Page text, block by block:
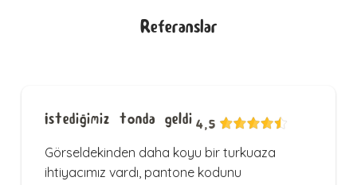
Referanslar
İstediğimiz tonda geldi 4,5
Görseldekinden daha koyu bir turkuaza
ihtiyacımız vardı, pantone kodunu